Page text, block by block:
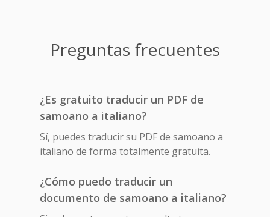
Preguntas frecuentes
¿Es gratuito traducir un PDF de
samoano a italiano?
Sí, puedes traducir su PDF de samoano a
italiano de forma totalmente gratuita.
¿Cómo puedo traducir un
documento de samoano a italiano?